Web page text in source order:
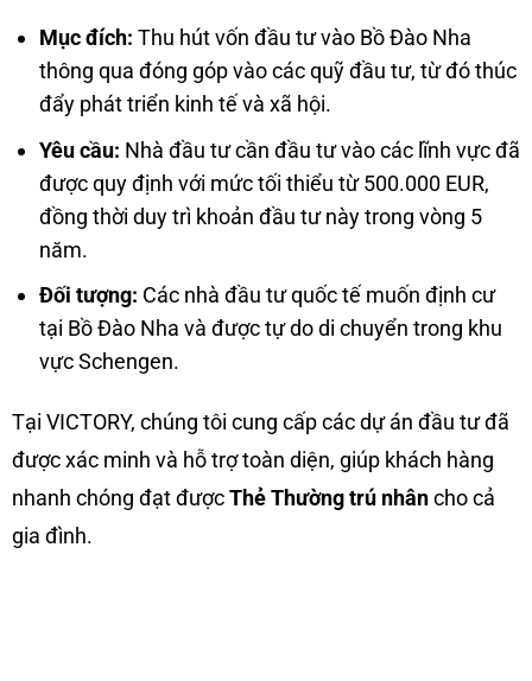
Mục đích: Thu hút vốn đầu tư vào Bồ Đào Nha
thông qua đóng góp vào các quỹ đầu tư, từ đó thúc
đẩy phát triển kinh tế và xã hội.
Yêu cầu: Nhà đầu tư cần đầu tư vào các lĩnh vực đã
được quy định với mức tối thiểu từ 500.000 EUR,
đồng thời duy trì khoản đầu tư này trong vòng 5
năm.
Đối tượng: Các nhà đầu tư quốc tế muốn định cư
tại Bồ Đào Nha và được tự do di chuyển trong khu
vực Schengen.
Tại VICTORY, chúng tôi cung cấp các dự án đầu tư đã
được xác minh và hỗ trợ toàn diện, giúp khách hàng
nhanh chóng đạt đượcThẻ Thường trú nhâncho cả
gia đình.